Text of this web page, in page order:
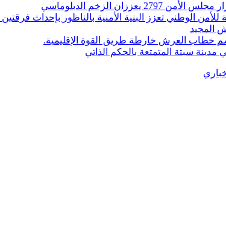
الزخم الدبلوماسي
الوطني تعزز البنية الأمنية بالناظور بإحداث
خطاب العرش خارطة طريق القوة الإقليمية.
مدينة سبتة المتمتعة بالحكم الذاتي